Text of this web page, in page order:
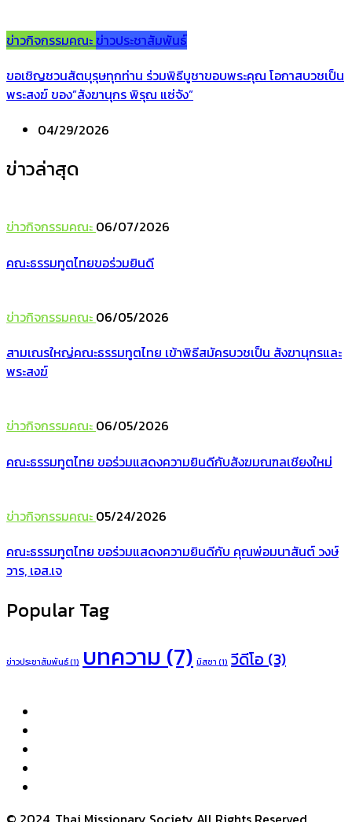
ข่าวกิจกรรมคณะ ข่าวประชาสัมพันธ์
ขอเชิญชวนสัตบุรุษทุกท่าน ร่วมพิธีบูชาขอบพระคุณ โอกาสบวชเป็น
พระสงฆ์ ของ”สังฆานุกร พิรุณ แซ่จัง”
04/29/2026
ข่าวล่าสุด
ข่าวกิจกรรมคณะ 06/07/2026
คณะธรรมทูตไทยขอร่วมยินดี
ข่าวกิจกรรมคณะ 06/05/2026
สามเณรใหญ่คณะธรรมทูตไทย เข้าพิธีสมัครบวชเป็น สังฆานุกรและ
พระสงฆ์
ข่าวกิจกรรมคณะ 06/05/2026
คณะธรรมทูตไทย ขอร่วมแสดงความยินดีกับสังฆมณฑลเชียงใหม่
ข่าวกิจกรรมคณะ 05/24/2026
คณะธรรมทูตไทย ขอร่วมแสดงความยินดีกับ คุณพ่อมนาสันต์ วงษ์
วาร, เอส.เจ
Popular Tag
ข่าวประชาสัมพันธ์(1) บทความ(7) มิสซา(1) วีดีโอ(3)